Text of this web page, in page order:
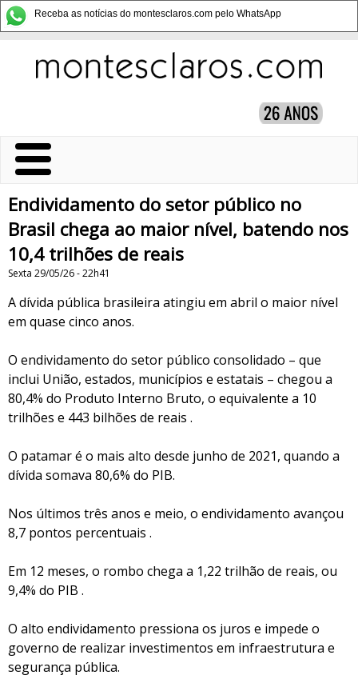
Receba as notícias do montesclaros.com pelo WhatsApp
Endividamento do setor público no
Brasil chega ao maior nível, batendo nos
10,4 trilhões de reais
Sexta 29/05/26 - 22h41
A dívida pública brasileira atingiu em abril o maior nível
em quase cinco anos.
O endividamento do setor público consolidado – que
inclui União, estados, municípios e estatais – chegou a
80,4% do Produto Interno Bruto, o equivalente a 10
trilhões e 443 bilhões de reais .
O patamar é o mais alto desde junho de 2021, quando a
dívida somava 80,6% do PIB.
Nos últimos três anos e meio, o endividamento avançou
8,7 pontos percentuais .
Em 12 meses, o rombo chega a 1,22 trilhão de reais, ou
9,4% do PIB .
O alto endividamento pressiona os juros e impede o
governo de realizar investimentos em infraestrutura e
segurança pública.